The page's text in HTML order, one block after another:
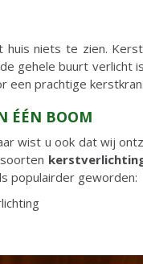
niets te zien.
gehele buurt verlicht
een prachtige
ÉÉN BOOM
wist u ook dat wij
populairder geworden: